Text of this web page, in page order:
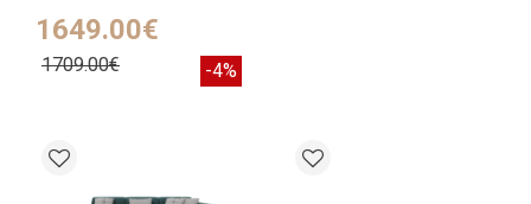
1649.00€
1709.00€ -4%